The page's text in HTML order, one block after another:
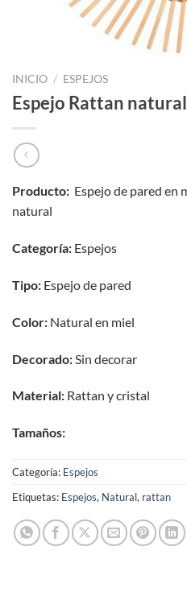
INICIO / ESPEJOS
Espejo Rattan natural
Producto: Espejo de pared en
natural
Categoría: Espejos
Tipo: Espejo de pared
Color: Natural en miel
Decorado: Sin decorar
Material: Rattan y cristal
Tamaños:
Categoría: Espejos
Etiquetas: Espejos, Natural, rattan